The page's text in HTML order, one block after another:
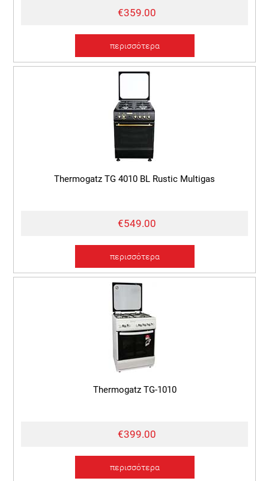
€359.00
περισσότερα
Thermogatz TG 4010 BL Rustic Multigas
€549.00
περισσότερα
Thermogatz TG-1010
€399.00
περισσότερα